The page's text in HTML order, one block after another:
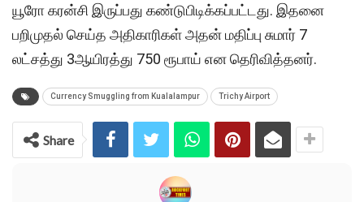
யூரோ கரன்சி இருப்பது கண்டுபிடிக்கப்பட்டது. இதனை
பறிமுதல் செய்த அதிகாரிகள் அதன் மதிப்பு சுமார் 7
லட்சத்து 3ஆயிரத்து 750 ரூபாய் என தெரிவித்தனர்.
Currency Smuggling from Kualalampur Trichy Airport
Share